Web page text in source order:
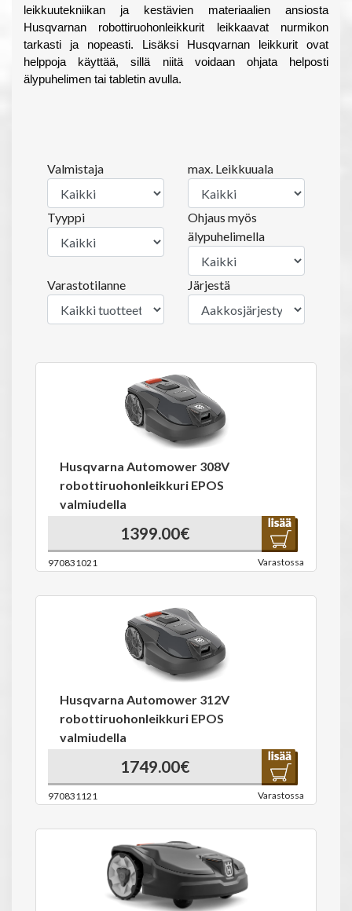
leikkuutekniikan ja kestävien materiaalien ansiosta
Husqvarnan robottiruohonleikkurit leikkaavat nurmikon
tarkasti ja nopeasti. Lisäksi Husqvarnan leikkurit ovat
helppoja käyttää, sillä niitä voidaan ohjata helposti
älypuhelimen tai tabletin avulla.
Valmistaja max. Leikkuuala
Tyyppi
Ohjaus myös
älypuhelimella
Varastotilanne Järjestä
Husqvarna Automower 308V
robottiruohonleikkuri EPOS
valmiudella
1399.00€
970831021 Varastossa
Husqvarna Automower 312V
robottiruohonleikkuri EPOS
valmiudella
1749.00€
970831121 Varastossa